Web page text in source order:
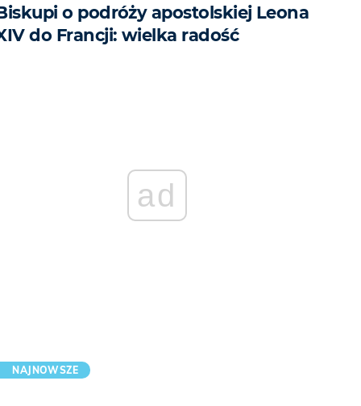
o podróży apostolskiej Leona
do Francji: wielka radość
ad
NAJNOWSZE